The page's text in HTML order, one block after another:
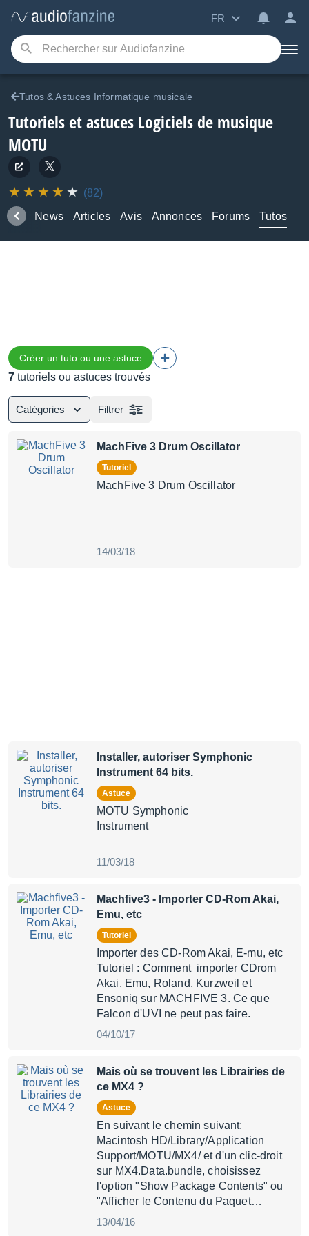
FR
Tutos & Astuces Informatique musicale
Tutoriels et astuces Logiciels de musique
MOTU
(82)
News Articles Avis Annonces Forums Tutos
Créer un tuto ou une astuce
7 tutoriels ou astuces trouvés
Catégories Filtrer
MachFive 3 Drum Oscillator
Tutoriel
MachFive 3 Drum Oscillator
14/03/18
Installer, autoriser Symphonic
Instrument 64 bits.
Astuce
MOTU Symphonic
Instrument
11/03/18
Machfive3 - Importer CD-Rom Akai,
Emu, etc
Tutoriel
Importer des CD-Rom Akai, E-mu, etc
Tutoriel : Comment importer CDrom
Akai, Emu, Roland, Kurzweil et
Ensoniq sur MACHFIVE 3. Ce que
Falcon d'UVI ne peut pas faire.
04/10/17
Mais où se trouvent les Librairies de
ce MX4 ?
Astuce
En suivant le chemin suivant:
Macintosh HD/Library/Application
Support/MOTU/MX4/ et d'un clic-droit
sur MX4.Data.bundle, choisissez
l'option "Show Package Contents" ou
"Afficher le Contenu du Paquet…
13/04/16